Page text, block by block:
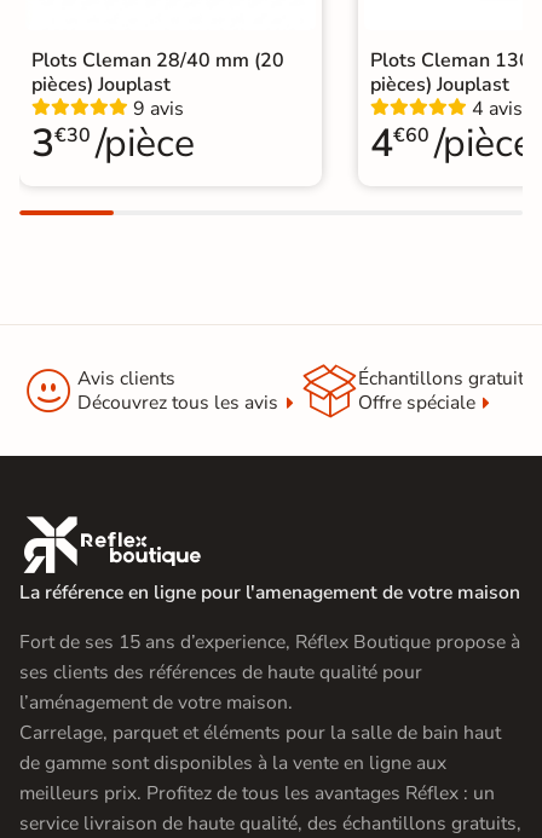
Conditionnement
Choix
Pose
A poser sur plot
Origine
Pose sur plots
Pose sur plots
Utilisation
Catégories Carrelage 60x60|Carrelage Gris|
Plots Cleman 28/40 mm (20
pièces) Jouplast
9 avis
3€30 /pièce
Plots Cleman
pièces) Jouplast
4 avis
4€60 /pièce
 Avis clients
Découvrez tous les avis
Échantillons gratuit
Offre spéciale

La référence en ligne pour l'amenagement de votre maison
Fort de ses 15 ans d’experience, Réflex Boutique propose à
ses clients des références de haute qualité pour
l’aménagement de votre maison.
Carrelage, parquet et éléments pour la salle de bain haut
de gamme sont disponibles à la vente en ligne aux
meilleurs prix. Profitez de tous les avantages Réflex : un
service livraison de haute qualité, des échantillons gratuits,